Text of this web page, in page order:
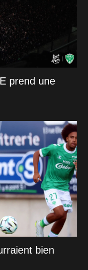
prend une
bien